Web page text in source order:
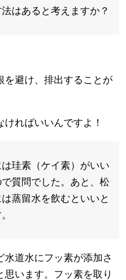
はあると考えますか？
を避け、排出することが
ればいいんですよ！
珪素（ケイ素） がいい
質問でした。あと、松
蒸留水を飲むといいと
道水にフッ素が添加さ
います。フッ素を取り